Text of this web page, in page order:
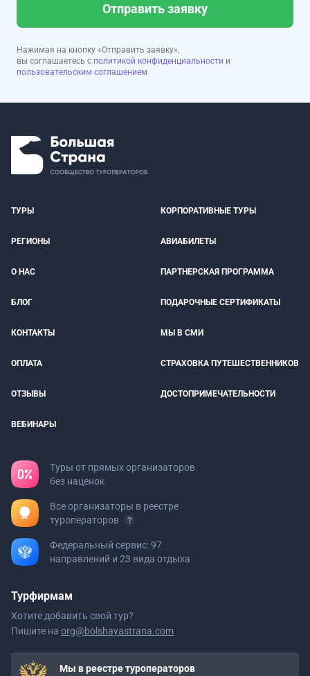
Отправить заявку
Нажимая на кнопку «Отправить заявку»,
вы соглашаетесь с политикой конфиденциальности и
пользовательским соглашением
ТУРЫ КОРПОРАТИВНЫЕ ТУРЫ
РЕГИОНЫ АВИАБИЛЕТЫ
О НАС ПАРТНЕРСКАЯ ПРОГРАММА
БЛОГ ПОДАРОЧНЫЕ СЕРТИФИКАТЫ
КОНТАКТЫ МЫ В СМИ
ОПЛАТА СТРАХОВКА ПУТЕШЕСТВЕННИКОВ
ОТЗЫВЫ ДОСТОПРИМЕЧАТЕЛЬНОСТИ
ВЕБИНАРЫ
Туры от прямых организаторов
без наценок
Все организаторы в реестре
туроператоров
Федеральный сервис: 97
направлений и 23 вида отдыха
Турфирмам
Хотите добавить свой тур?
Пишите на org@bolshayastrana.com
Мы в реестре туроператоров